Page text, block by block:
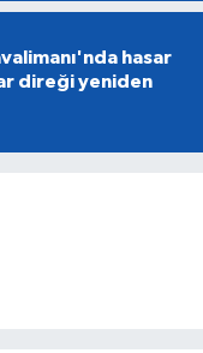
hasar
direği yeniden